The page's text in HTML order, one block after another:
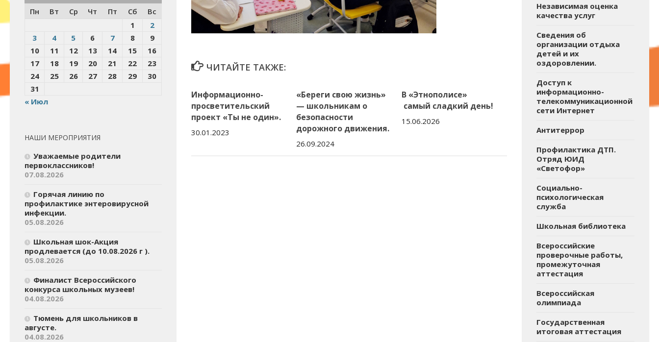
ЧИТАЙТЕ ТАКЖЕ:
Информационно-
просветительский
проект «Ты не один».
30.01.2023
«Береги свою жизнь»
— школьникам о
безопасности
дорожного движения.
26.09.2024
В «Этнополисе»
самый сладкий день!
15.06.2026
Пн
Вт Ср Чт Пт Сб
Вс
1
2
3
4 5 6 7 8
9
10
11 12 13 14 15
16
17
18 19 20 21 22
23
24
25 26 27 28 29
30
31
« Июл
НАШИ МЕРОПРИЯТИЯ
Уважаемые родители
первоклассников!
07.08.2026
Горячая линию по
профилактике энтеровирусной
инфекции.
05.08.2026
Школьная шок-Акция
продлевается (до 10.08.2026 г ).
05.08.2026
Финалист Всероссийского
конкурса школьных музеев!
04.08.2026
Тюмень для школьников в
августе.
04.08.2026
Независимая оценка
качества услуг
Сведения об
организации отдыха
детей и их
оздоровлении.
Доступ к
информационно-
телекоммуникационной
сети Интернет
Антитеррор
Профилактика ДТП.
Отряд ЮИД
«Светофор»
Социально-
психологическая
служба
Школьная библиотека
Всероссийские
проверочные работы,
промежуточная
аттестация
Всероссийская
олимпиада
Государственная
итоговая аттестация